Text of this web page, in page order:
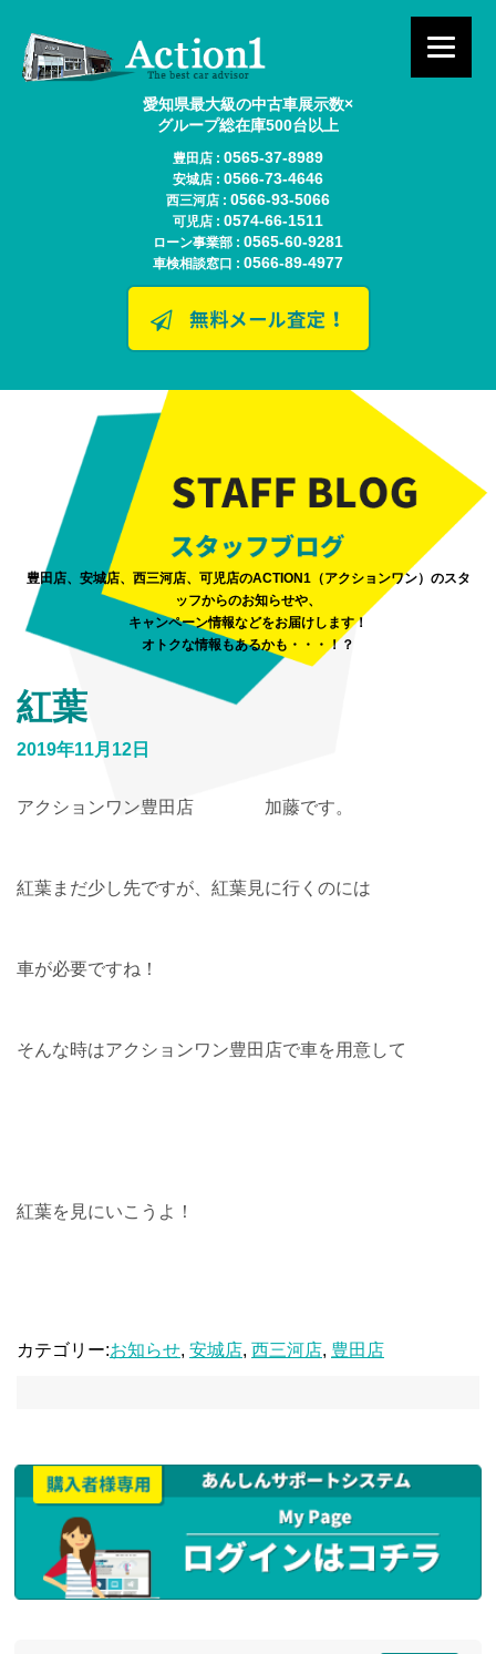
愛知県最大級の中古車展示数×
グループ総在庫500台以上
豊田店 : 0565-37-8989
安城店 : 0566-73-4646
西三河店 : 0566-93-5066
可児店 : 0574-66-1511
ローン事業部 : 0565-60-9281
車検相談窓口 : 0566-89-4977
豊田店、安城店、西三河店、可児店のACTION1（アクションワン）のスタ
ッフからのお知らせや、
キャンペーン情報などをお届けします！
オトクな情報もあるかも・・・！？
紅葉
2019年11月12日
アクションワン豊田店 加藤です。
紅葉まだ少し先ですが、紅葉見に行くのには
車が必要ですね！
そんな時はアクションワン豊田店で車を用意して
紅葉を見にいこうよ！
カテゴリー:お知らせ, 安城店, 西三河店, 豊田店